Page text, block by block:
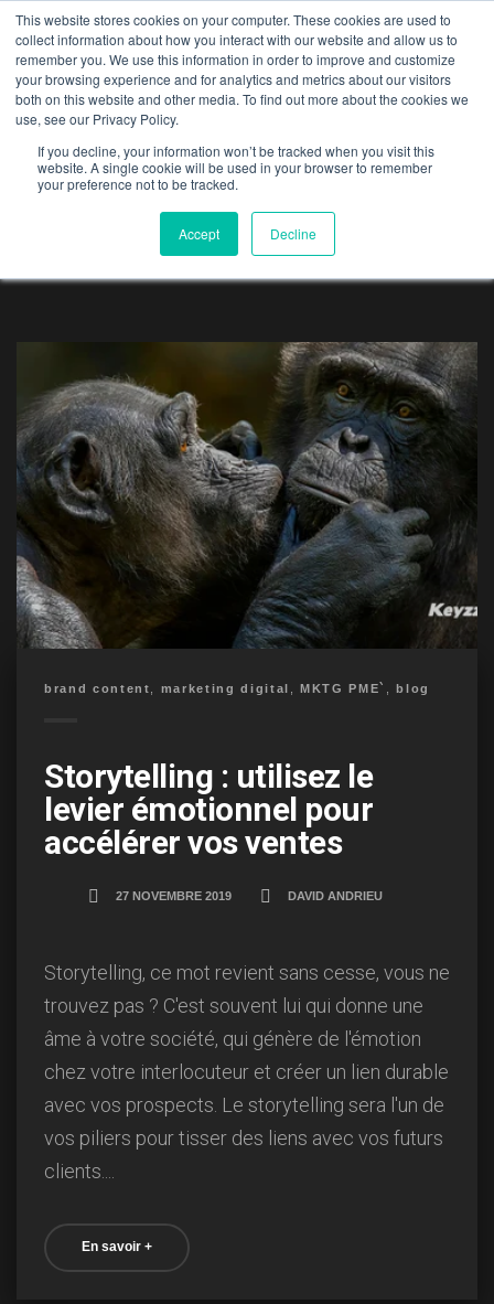
This website stores cookies on your computer. These cookies are used to
collect information about how you interact with our website and allow us to
remember you. We use this information in order to improve and customize
your browsing experience and for analytics and metrics about our visitors
both on this website and other media. To find out more about the cookies we
use, see our Privacy Policy.
If you decline, your information won’t be tracked when you visit this
website. A single cookie will be used in your browser to remember
your preference not to be tracked.
Accept Decline
blog
brand content marketing digital ,MKTG PME` ,blog
Storytelling : utilisez le
levier émotionnel pour
accélérer vos ventes
27 NOVEMBRE 2019 DAVID ANDRIEU
Storytelling, ce mot revient sans cesse, vous ne
trouvez pas ? C'est souvent lui qui donne une
âme à votre société, qui génère de l'émotion
chez votre interlocuteur et créer un lien durable
avec vos prospects. Le storytelling sera l'un de
vos piliers pour tisser des liens avec vos futurs
clients....
En savoir +